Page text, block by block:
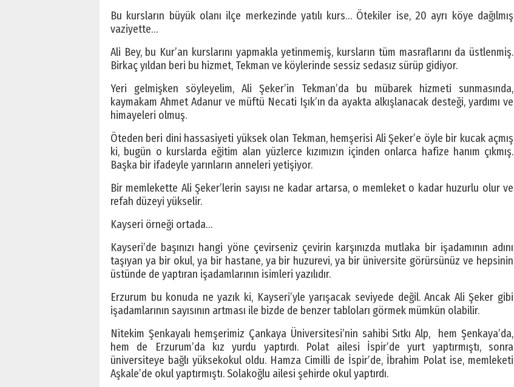
Bu kursların büyük olanı ilçe merkezinde yatılı kurs… Ötekiler ise, 20 ayrı köye dağılmış
vaziyette…
Ali Bey, bu Kur’an kurslarını yapmakla yetinmemiş, kursların tüm masraflarını da üstlenmiş.
Birkaç yıldan beri bu hizmet, Tekman ve köylerinde sessiz sedasız sürüp gidiyor.
Yeri gelmişken söyleyelim, Ali Şeker’in Tekman’da bu mübarek hizmeti sunmasında,
kaymakam Ahmet Adanur ve müftü Necati Işık’ın da ayakta alkışlanacak desteği, yardımı ve
himayeleri olmuş.
Öteden beri dini hassasiyeti yüksek olan Tekman, hemşerisi Ali Şeker’e öyle bir kucak açmış
ki, bugün o kurslarda eğitim alan yüzlerce kızımızın içinden onlarca hafize hanım çıkmış.
Başka bir ifadeyle yarınların anneleri yetişiyor.
Bir memlekette Ali Şeker’lerin sayısı ne kadar artarsa, o memleket o kadar huzurlu olur ve
refah düzeyi yükselir.
Kayseri örneği ortada…
Kayseri’de başınızı hangi yöne çevirseniz çevirin karşınızda mutlaka bir işadamının adını
taşıyan ya bir okul, ya bir hastane, ya bir huzurevi, ya bir üniversite görürsünüz ve hepsinin
üstünde de yaptıran işadamlarının isimleri yazılıdır.
Erzurum bu konuda ne yazık ki, Kayseri’yle yarışacak seviyede değil. Ancak Ali Şeker gibi
işadamlarının sayısının artması ile bizde de benzer tabloları görmek mümkün olabilir.
Nitekim Şenkayalı hemşerimiz Çankaya Üniversitesi’nin sahibi Sıtkı Alp, hem Şenkaya’da,
hem de Erzurum’da kız yurdu yaptırdı. Polat ailesi İspir’de yurt yaptırmıştı, sonra
üniversiteye bağlı yüksekokul oldu. Hamza Cimilli de İspir’de, İbrahim Polat ise, memleketi
Aşkale’de okul yaptırmıştı. Solakoğlu ailesi şehirde okul yaptırdı.